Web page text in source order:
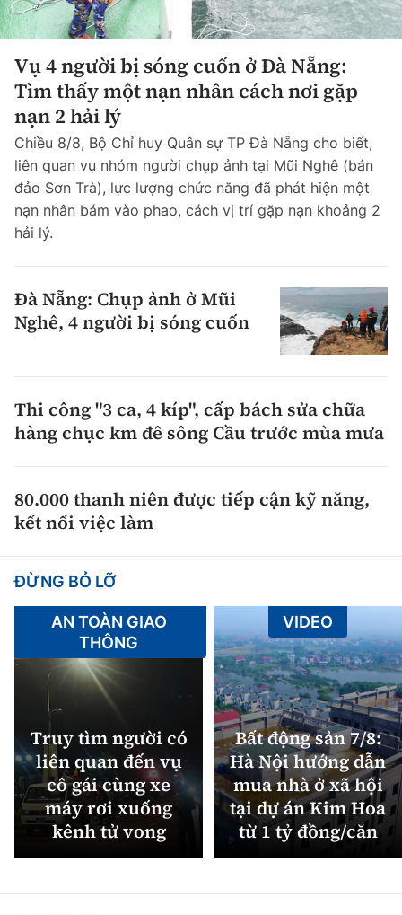
Vụ 4 người bị sóng cuốn ở Đà Nẵng:
Tìm thấy một nạn nhân cách nơi gặp
nạn 2 hải lý
Chiều 8/8, Bộ Chỉ huy Quân sự TP Đà Nẵng cho biết,
liên quan vụ nhóm người chụp ảnh tại Mũi Nghê (bán
đảo Sơn Trà), lực lượng chức năng đã phát hiện một
nạn nhân bám vào phao, cách vị trí gặp nạn khoảng 2
hải lý.
Đà Nẵng: Chụp ảnh ở Mũi
Nghê, 4 người bị sóng cuốn
Thi công "3 ca, 4 kíp", cấp bách sửa chữa
hàng chục km đê sông Cầu trước mùa mưa
80.000 thanh niên được tiếp cận kỹ năng,
kết nối việc làm
ĐỪNG BỎ LỠ
Truy tìm người có
liên quan đến vụ
cô gái cùng xe
máy rơi xuống
kênh tử vong
AN TOÀN GIAO
THÔNG
Bất động sản 7/8:
Hà Nội hướng dẫn
mua nhà ở xã hội
tại dự án Kim Hoa
từ 1 tỷ đồng/căn
VIDEO